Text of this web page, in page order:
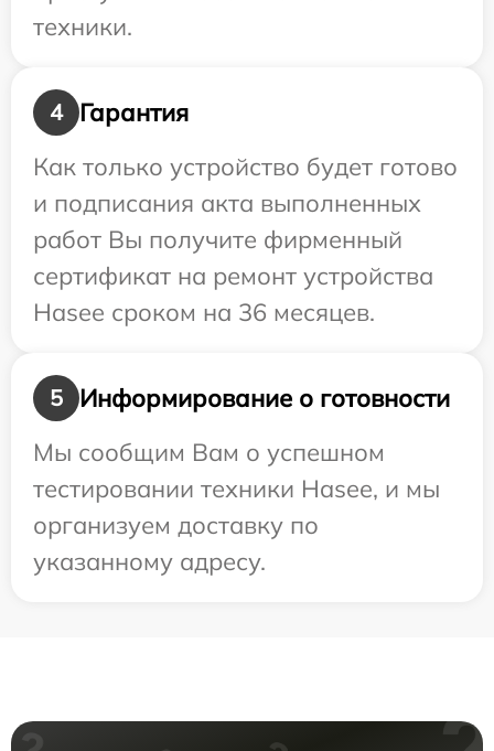
техники.
4
Гарантия
Как только устройство будет готово
и подписания акта выполненных
работ Вы получите фирменный
сертификат на ремонт устройства
Hasee сроком на 36 месяцев.
5
Информирование о готовности
Мы сообщим Вам о успешном
тестировании техники Hasee, и мы
организуем доставку по
указанному адресу.